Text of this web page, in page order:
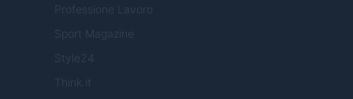
Professione Lavoro
Sport Magazine
Style24
Think.it